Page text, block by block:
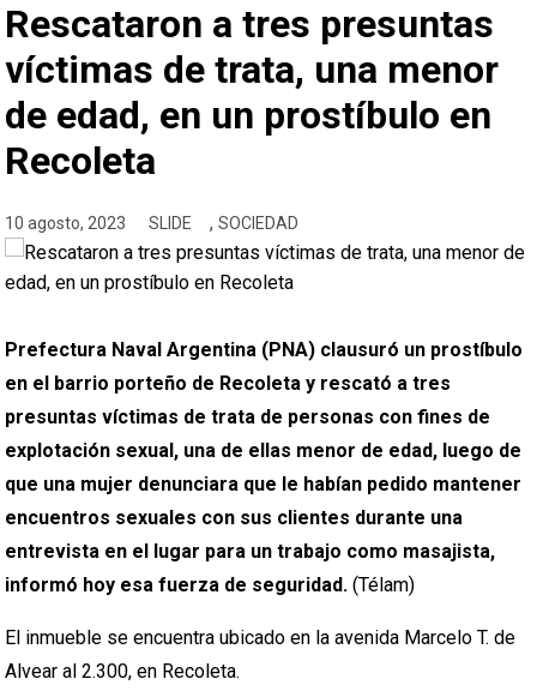
Rescataron a tres presuntas
víctimas de trata, una menor
de edad, en un prostíbulo en
Recoleta
10 agosto, 2023 SLIDE ,SOCIEDAD
Prefectura Naval Argentina (PNA) clausuró un prostíbulo
en el barrio porteño de Recoleta y rescató a tres
presuntas víctimas de trata de personas con fines de
explotación sexual, una de ellas menor de edad, luego de
que una mujer denunciara que le habían pedido mantener
encuentros sexuales con sus clientes durante una
entrevista en el lugar para un trabajo como masajista,
informó hoy esa fuerza de seguridad. (Télam)
El inmueble se encuentra ubicado en la avenida Marcelo T. de
Alvear al 2.300, en Recoleta.